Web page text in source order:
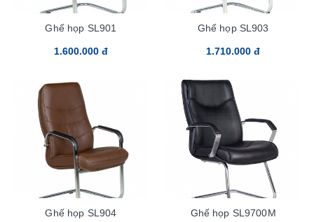
Ghế họp SL901
1.600.000 đ
Ghế họp SL903
1.710.000 đ
Ghế họp SL904 Ghế họp SL9700M